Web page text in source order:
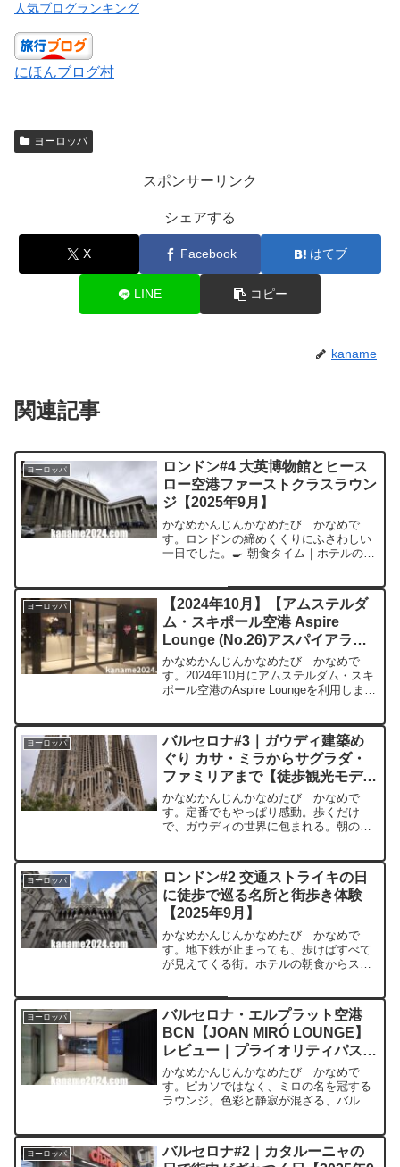
人気ブログランキング
にほんブログ村
ヨーロッパ
スポンサーリンク
シェアする
X Facebook はてブ
LINE コピー
kaname
関連記事
ヨーロッパ
ロンドン#4 大英博物館とヒース
ロー空港ファーストクラスラウン
ジ【2025年9月】
かなめかんじんかなめたび かなめで
す。ロンドンの締めくくりにふさわしい
一日でした。🍳 朝食タイム｜ホテルのコ
ホテルのダイニングで朝食をしっかりい
ただきました。「コンチネ...
ヨーロッパ
【2024年10月】【アムステルダ
ム・スキポール空港 Aspire
Lounge (No.26)アスパイアラウ
ンジ】ラウンジレビュー プライ
オリティパス使用可
かなめかんじんかなめたび かなめで
す。2024年10月にアムステルダム・スキ
ポール空港のAspire Loungeを利用しまし
間：午前6時～午後9時利用...
ヨーロッパ
バルセロナ#3｜ガウディ建築め
ぐり カサ・ミラからサグラダ・
ファミリアまで【徒歩観光モデル
コース】【2025年9月】
かなめかんじんかなめたび かなめで
す。定番でもやっぱり感動。歩くだけ
で、ガウディの世界に包まれる。朝のバ
差しが強いですが、朝夕は20℃前後と快
適です。街歩きにはまさに...
ヨーロッパ
ロンドン#2 交通ストライキの日
に徒歩で巡る名所と街歩き体験
【2025年9月】
かなめかんじんかなめたび かなめで
す。地下鉄が止まっても、歩けばすべて
が見えてくる街。ホテルの朝食からスタ
ていたので、パンとコーヒー程度だろう
と思っていましたが、実際に...
ヨーロッパ
バルセロナ・エルプラット空港
BCN【JOAN MIRÓ LOUNGE】
レビュー｜プライオリティパス対
応【2025年9月】
かなめかんじんかなめたび かなめで
す。ピカソではなく、ミロの名を冠する
ラウンジ。色彩と静寂が混ざる、バルセ
VIP Joan Miró / Miró ...
ヨーロッパ
バルセロナ#2｜カタルーニャの